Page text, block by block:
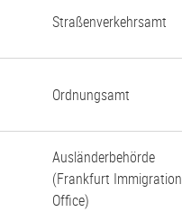
Straßenverkehrsamt
Ordnungsamt
Ausländerbehörde
(Frankfurt Immigration
Office)